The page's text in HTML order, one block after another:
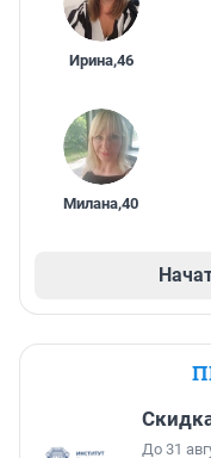
Ирина,46
Милана,40
До 31